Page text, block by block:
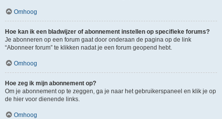
Omhoog
Hoe kan ik een bladwijzer of abonnement instellen op specifieke forums?
Je abonneren op een forum gaat door onderaan de pagina op de link
“Abonneer forum” te klikken nadat je een forum geopend hebt.
Omhoog
Hoe zeg ik mijn abonnement op?
Om je abonnement op te zeggen, ga je naar het gebruikerspaneel en klik je op
de hier voor dienende links.
Omhoog